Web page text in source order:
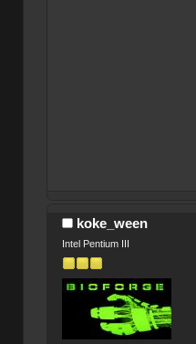
koke_ween
Intel Pentium III